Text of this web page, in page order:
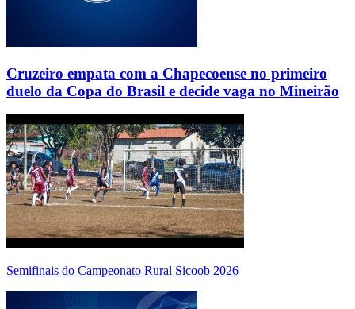
Cruzeiro empata com a Chapecoense no primeiro
duelo da Copa do Brasil e decide vaga no Mineirão
Semifinais do Campeonato Rural Sicoob 2026